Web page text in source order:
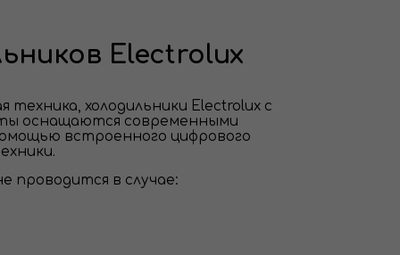
Electrolux
холодильники Electrolux с
оснащаются современными
встроенного цифрового
проводится в случае: